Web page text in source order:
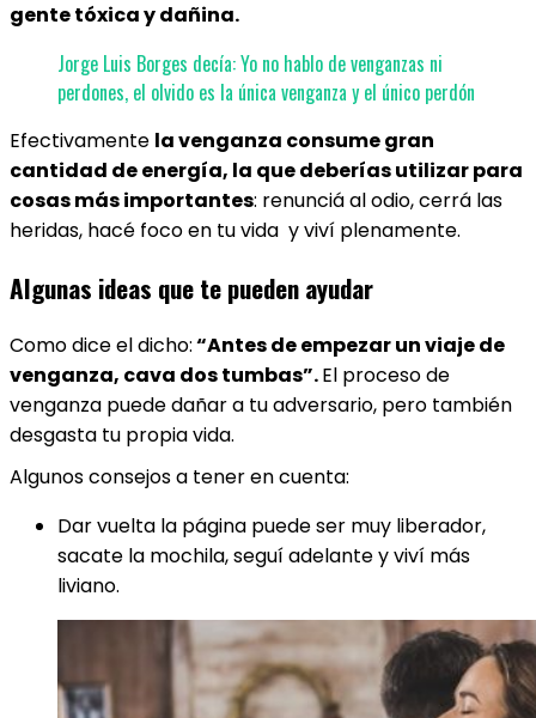
gente tóxica y dañina.
Jorge Luis Borges decía: Yo no hablo de venganzas ni
perdones, el olvido es la única venganza y el único perdón
Efectivamente la venganza consume gran
cantidad de energía, la que deberías utilizar para
cosas más importantes: renunciá al odio, cerrá las
heridas, hacé foco en tu vida y viví plenamente.
Algunas ideas que te pueden ayudar
Como dice el dicho:“Antes de empezar un viaje de
venganza, cava dos tumbas”.El proceso de
venganza puede dañar a tu adversario, pero también
desgasta tu propia vida.
Algunos consejos a tener en cuenta:
Dar vuelta la página puede ser muy liberador,
sacate la mochila, seguí adelante y viví más
liviano.